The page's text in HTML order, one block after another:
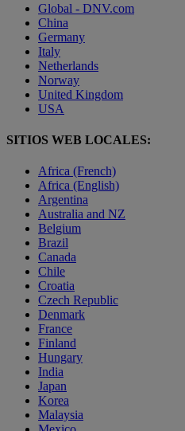
Global - DNV.com
China
Germany
Italy
Netherlands
Norway
United Kingdom
USA
SITIOS WEB LOCALES:
Africa (French)
Africa (English)
Argentina
Australia and NZ
Belgium
Brazil
Canada
Chile
Croatia
Czech Republic
Denmark
France
Finland
Hungary
India
Japan
Korea
Malaysia